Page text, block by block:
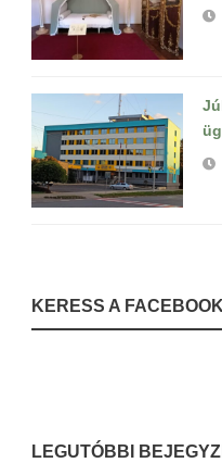
KERESS A
LEGUTÓBBI